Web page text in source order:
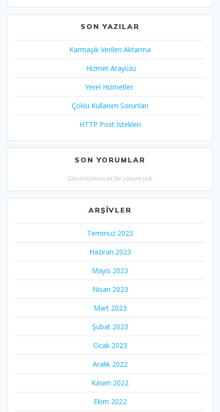
SON YAZILAR
Karmaşık Verileri Aktarma
Hizmet Arayüzü
Yerel Hizmetler
Çoklu Kullanım Sorunları
HTTP Post İstekleri
SON YORUMLAR
Görüntülenecek bir yorum yok.
ARŞIVLER
Temmuz 2023
Haziran 2023
Mayıs 2023
Nisan 2023
Mart 2023
Şubat 2023
Ocak 2023
Aralık 2022
Kasım 2022
Ekim 2022